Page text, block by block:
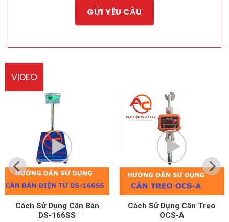
VIDEO
Cách Sử Dụng Cân Treo
OCS-A
Cách Sử Dụng Cân Tính
Tền UPA-Q